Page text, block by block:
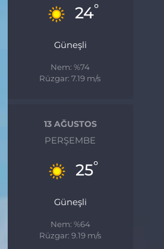
24°
Güneşli
Nem: %74
Rüzgar: 7.19 m/s
13 AĞUSTOS
PERŞEMBE
25°
Güneşli
Nem: %64
Rüzgar: 9.19 m/s